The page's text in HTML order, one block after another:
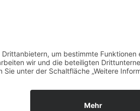
© 2026 Tietge